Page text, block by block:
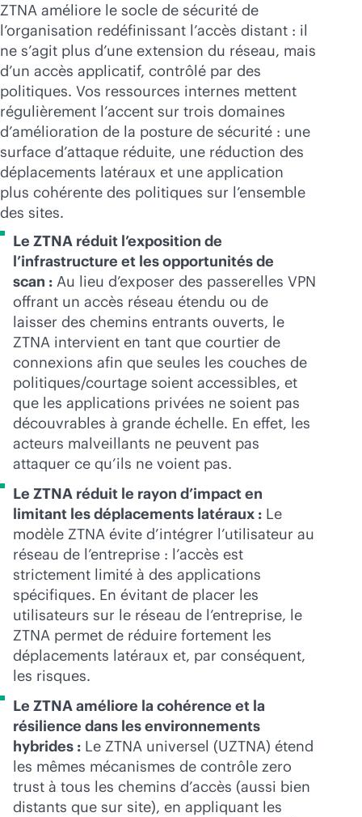
ZTNA améliore le socle de sécurité de
l’organisation redéfinissant l’accès distant : il
ne s’agit plus d’une extension du réseau, mais
d’un accès applicatif, contrôlé par des
politiques. Vos ressources internes mettent
régulièrement l’accent sur trois domaines
d’amélioration de la posture de sécurité : une
surface d’attaque réduite, une réduction des
déplacements latéraux et une application
plus cohérente des politiques sur l’ensemble
des sites.
Le ZTNA réduit l’exposition de
l’infrastructure et les opportunités de
scan : Au lieu d’exposer des passerelles VPN
offrant un accès réseau étendu ou de
laisser des chemins entrants ouverts, le
ZTNA intervient en tant que courtier de
connexions afin que seules les couches de
politiques/courtage soient accessibles, et
que les applications privées ne soient pas
découvrables à grande échelle. En effet, les
acteurs malveillants ne peuvent pas
attaquer ce qu’ils ne voient pas.
Le ZTNA réduit le rayon d’impact en
limitant les déplacements latéraux : Le
modèle ZTNA évite d’intégrer l’utilisateur au
réseau de l’entreprise : l’accès est
strictement limité à des applications
spécifiques. En évitant de placer les
utilisateurs sur le réseau de l’entreprise, le
ZTNA permet de réduire fortement les
déplacements latéraux et, par conséquent,
les risques.
Le ZTNA améliore la cohérence et la
résilience dans les environnements
hybrides : Le ZTNA universel (UZTNA) étend
les mêmes mécanismes de contrôle zero
trust à tous les chemins d’accès (aussi bien
distants que sur site), en appliquant les